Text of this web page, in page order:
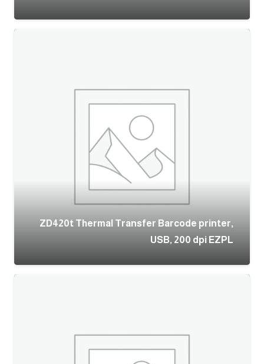
ZD420t Thermal Transfer Barcode printer,
USB, 200 dpi EZPL